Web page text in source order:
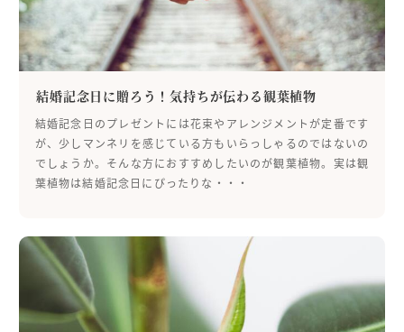
結婚記念日に贈ろう！気持ちが伝わる観葉植物
結婚記念日のプレゼントには花束やアレンジメントが定番です
が、少しマンネリを感じている方もいらっしゃるのではないの
でしょうか。そんな方におすすめしたいのが観葉植物。実は観
葉植物は結婚記念日にぴったりな・・・